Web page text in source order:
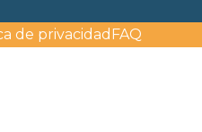
de privacidad FAQ